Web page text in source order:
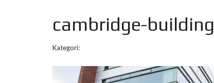
cambridge-building
Kategori: